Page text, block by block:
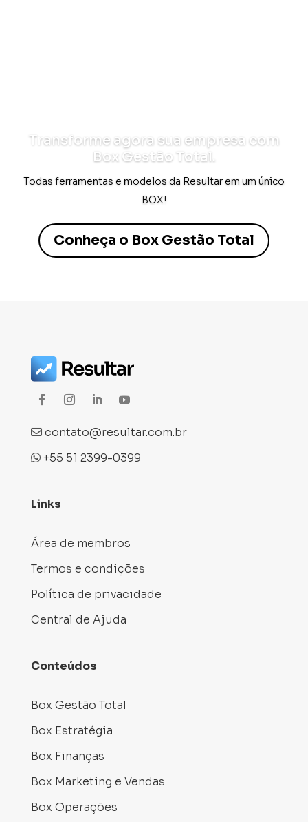
Transforme agora sua empresa com
Box Gestão Total.
Todas ferramentas e modelos da Resultar em um único
BOX!
Conheça o Box Gestão Total
contato@resultar.com.br
+55 51 2399-0399
Links
Área de membros
Termos e condições
Política de privacidade
Central de Ajuda
Conteúdos
Box Gestão Total
Box Estratégia
Box Finanças
Box Marketing e Vendas
Box Operações